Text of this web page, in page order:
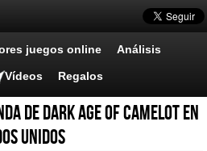
juegos online Análisis
Vídeos Regalos
de Dark Age of Camelot en
Unidos